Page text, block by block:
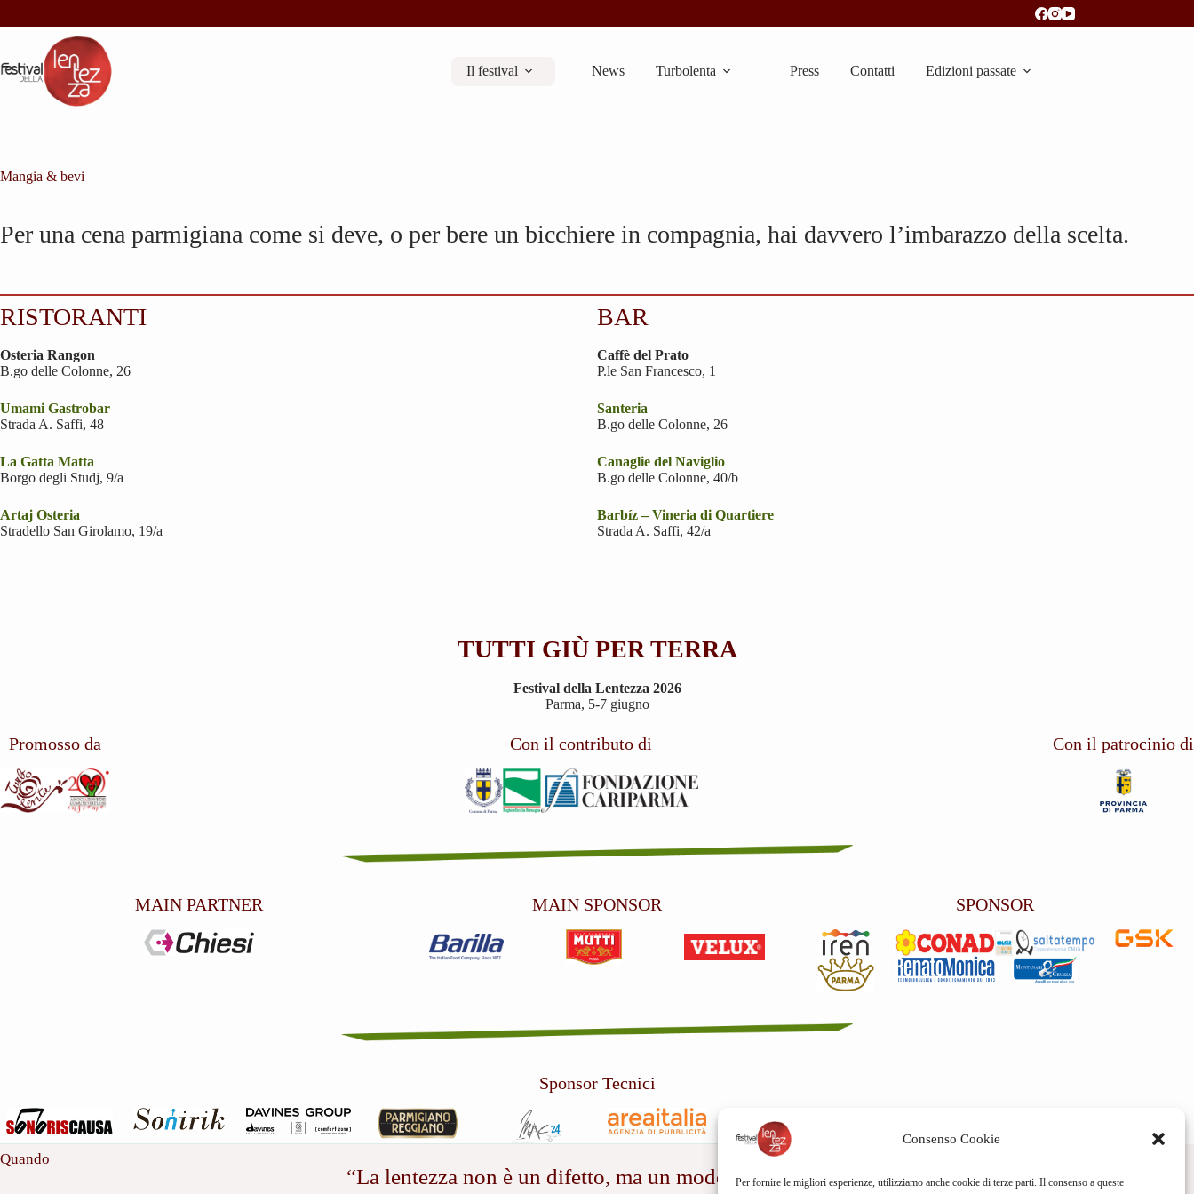
Consenso Cookie
Per fornire le migliori esperienze, utilizziamo anche cookie di terze parti. Il consenso a queste
Il festival News Turbolenta Press Contatti Edizioni passate
Mangia & bevi
Per una cena parmigiana come si deve, o per bere un bicchiere in compagnia, hai davvero l’imbarazzo della scelta.
RISTORANTI
Osteria Rangon
B.go delle Colonne, 26
Umami Gastrobar
Strada A. Saffi, 48
La Gatta Matta
Borgo degli Studj, 9/a
Artaj Osteria
Stradello San Girolamo, 19/a
BAR
Caffè del Prato
P.le San Francesco, 1
Santeria
B.go delle Colonne, 26
Canaglie del Naviglio
B.go delle Colonne, 40/b
Barbíz – Vineria di Quartiere
Strada A. Saffi, 42/a
TUTTI GIÙ PER TERRA
Festival della Lentezza 2026
Parma, 5-7 giugno
Promosso da Con il contributo di Con il patrocinio di
MAIN PARTNER MAIN SPONSOR SPONSOR
Sponsor Tecnici
Quando
“La lentezza non è un difetto, ma un modo
3384309269